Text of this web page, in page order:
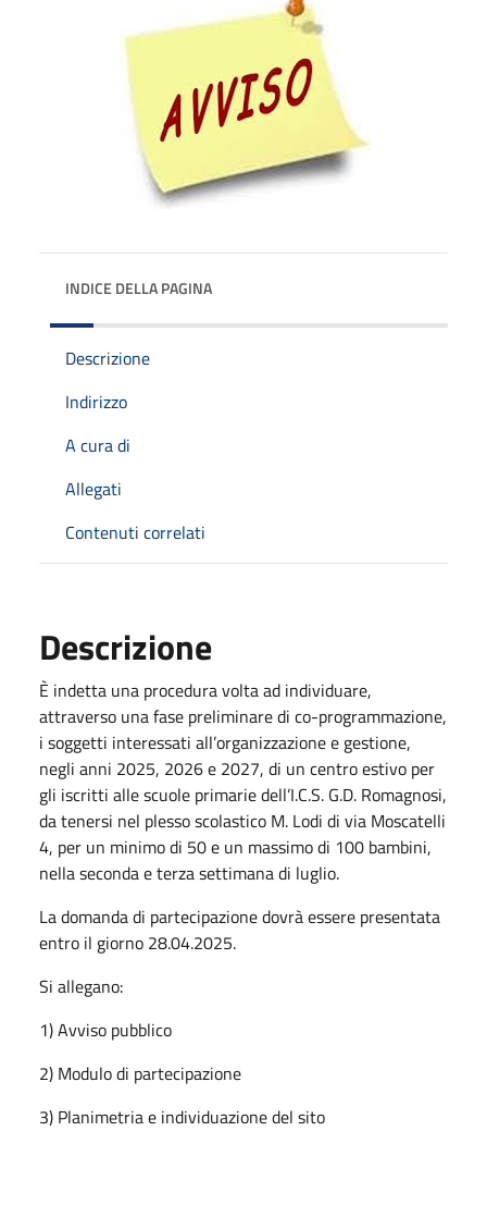
INDICE DELLA PAGINA
Descrizione
Indirizzo
A cura di
Allegati
Contenuti correlati
Descrizione
È indetta una procedura volta ad individuare,
attraverso una fase preliminare di co-programmazione,
i soggetti interessati all’organizzazione e gestione,
negli anni 2025, 2026 e 2027, di un centro estivo per
gli iscritti alle scuole primarie dell’I.C.S. G.D. Romagnosi,
da tenersi nel plesso scolastico M. Lodi di via Moscatelli
4, per un minimo di 50 e un massimo di 100 bambini,
nella seconda e terza settimana di luglio.
La domanda di partecipazione dovrà essere presentata
entro il giorno 28.04.2025.
Si allegano:
1) Avviso pubblico
2) Modulo di partecipazione
3) Planimetria e individuazione del sito